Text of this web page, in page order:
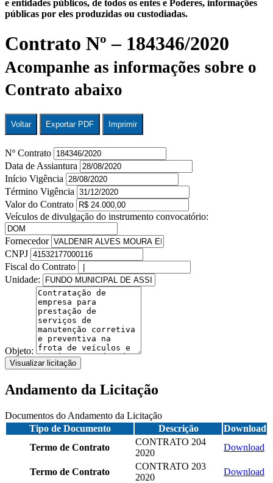
e entidades públicos, de todos os entes e Poderes, informações
públicas por eles produzidas ou custodiadas.
Contrato Nº – 184346/2020
Acompanhe as informações sobre o
Contrato abaixo
Voltar Exportar PDF Imprimir
Nº Contrato
Data de Assiantura
Início Vigência
Término Vigência
Valor do Contrato
Veículos de divulgação do instrumento convocatório:
Fornecedor
CNPJ
Fiscal do Contrato
Unidade:
Objeto:
Visualizar licitação
Andamento da Licitação
Documentos do Andamento da Licitação
Tipo de Documento
Descrição
Download
Termo de Contrato
CONTRATO 204
2020
Download
Termo de Contrato
CONTRATO 203
2020
Download